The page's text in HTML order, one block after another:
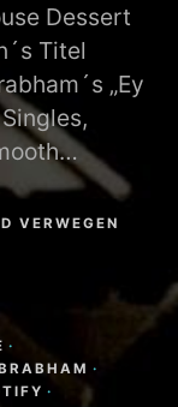
Dessert
Titel
„Ey
VERWEGEN
·
·
·